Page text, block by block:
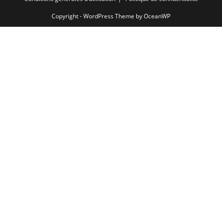
Copyright - WordPress Theme by OceanWP